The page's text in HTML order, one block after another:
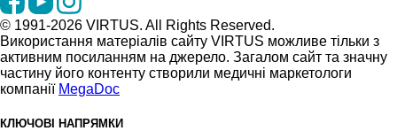
© 1991-2026 VIRTUS. All Rights Reserved.
Використання матеріалів сайту VIRTUS можливе тільки з
активним посиланням на джерело. Загалом сайт та значну
частину його контенту створили медичні маркетологи
компанії MegaDoc
КЛЮЧОВІ НАПРЯМКИ